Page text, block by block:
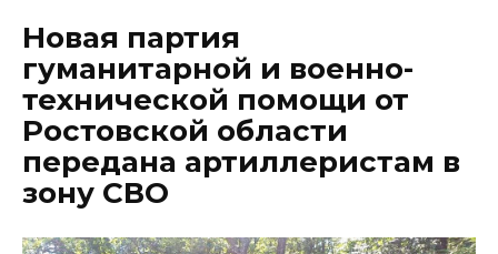
Новая партия
гуманитарной и военно-
технической помощи от
Ростовской области
передана артиллеристам в
зону СВО